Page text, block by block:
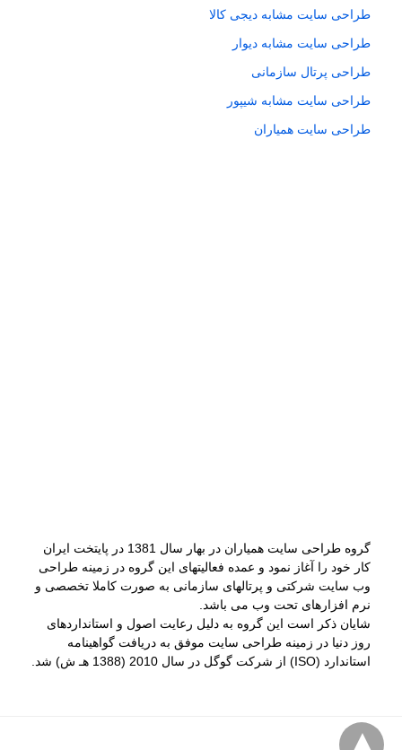
طراحی سایت مشابه دیجی کالا
طراحی سایت مشابه دیوار
طراحی پرتال سازمانی
طراحی سایت مشابه شیپور
طراحی سایت همیاران
گروه طراحی سایت همیاران در بهار سال 1381 در پایتخت ایران
کار خود را آغاز نمود و عمده فعالیتهای این گروه در زمینه طراحی
وب سایت شرکتی و پرتالهای سازمانی به صورت کاملا تخصصی و
نرم افزارهای تحت وب می باشد.
شایان ذکر است این گروه به دلیل رعایت اصول و استانداردهای
روز دنیا در زمینه طراحی سایت موفق به دریافت گواهینامه
استاندارد (ISO) از شرکت گوگل در سال 2010 (1388 هـ ش) شد.